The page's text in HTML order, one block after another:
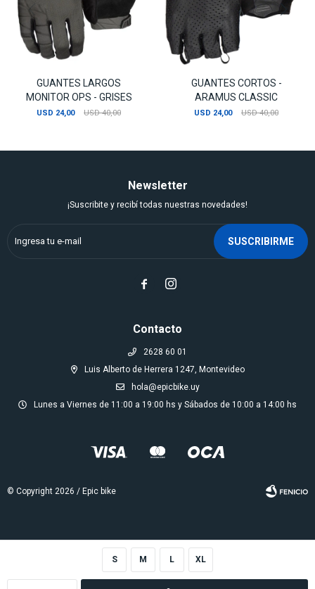
S M L XL
GUANTES LARGOS
MONITOR OPS - GRISES
USD 24,00 USD 40,00
GUANTES CORTOS -
ARAMUS CLASSIC
USD 24,00 USD 40,00
Contacto
2628 60 01
Luis Alberto de Herrera 1247, Montevideo
hola@epicbike.uy
Lunes a Viernes de 11:00 a 19:00 hs y Sábados de 10:00 a 14:00 hs
Newsletter
¡Suscribite y recibí todas nuestras novedades!
SUSCRIBIRME
 
© Copyright 2026 / Epic bike